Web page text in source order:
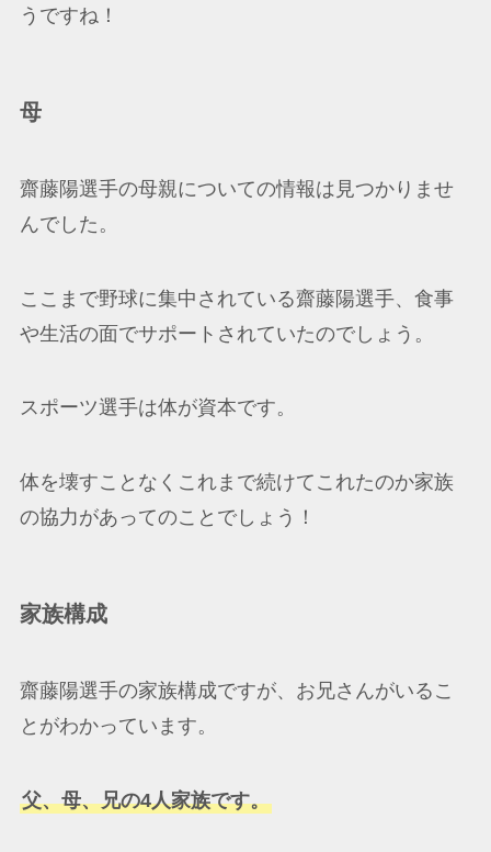
うですね！
母
齋藤陽選手の母親についての情報は見つかりませ
んでした。
ここまで野球に集中されている齋藤陽選手、食事
や生活の面でサポートされていたのでしょう。
スポーツ選手は体が資本です。
体を壊すことなくこれまで続けてこれたのか家族
の協力があってのことでしょう！
家族構成
齋藤陽選手の家族構成ですが、お兄さんがいるこ
とがわかっています。
父、母、兄の4人家族です。